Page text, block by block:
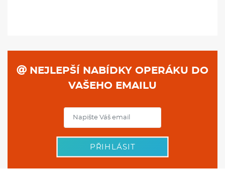
NEJLEPŠÍ NABÍDKY OPERÁKU DO
VAŠEHO EMAILU
PŘIHLÁSIT